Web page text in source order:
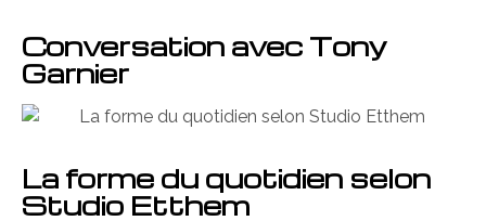
Conversation avec Tony
Garnier
La forme du quotidien selon
Studio Etthem